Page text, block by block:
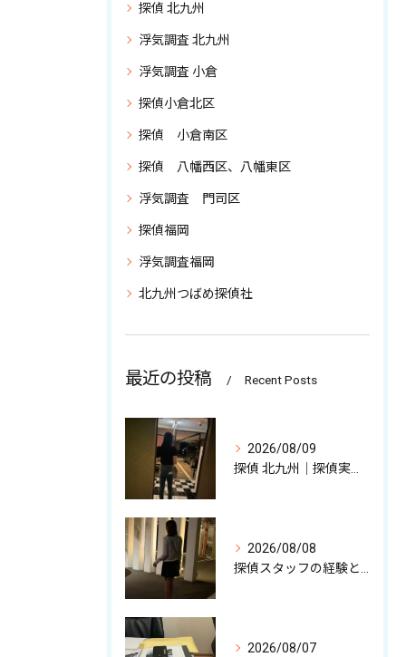
探偵 北九州
浮気調査 北九州
浮気調査 小倉
探偵小倉北区
探偵 小倉南区
探偵 八幡西区、八幡東区
浮気調査 門司区
探偵福岡
浮気調査福岡
北九州つばめ探偵社
最近の投稿 Recent Posts
2026/08/09
2026/08/08
2026/08/07